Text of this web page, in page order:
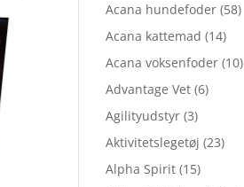
Acana hundefoder (58)
Acana kattemad (14)
Acana voksenfoder (10)
Advantage Vet (6)
Agilityudstyr (3)
Aktivitetslegetøj (23)
Alpha Spirit (15)